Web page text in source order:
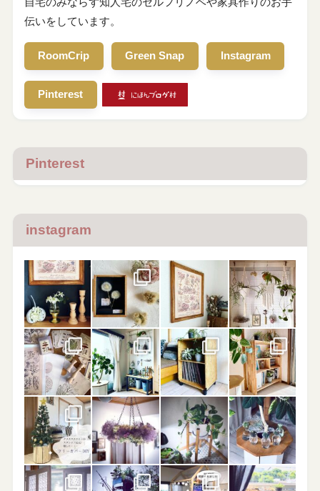
自宅のみならず知人宅のセルフリノベや家具作りのお手
伝いをしています。
RoomCrip Green Snap Instagram
Pinterest
Pinterest
instagram